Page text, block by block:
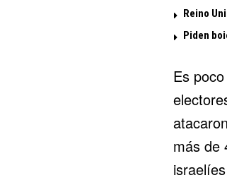
Reino
Piden
Es
más de